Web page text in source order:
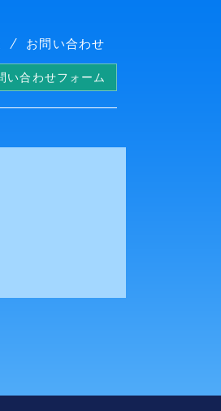
お問い合わせ
い合わせフォーム